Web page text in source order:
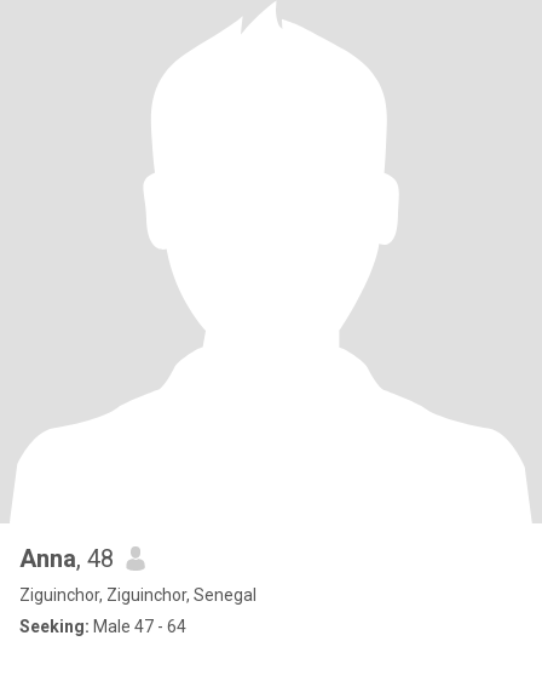
Anna, 48
Ziguinchor, Ziguinchor, Senegal
Seeking: Male 47 - 64